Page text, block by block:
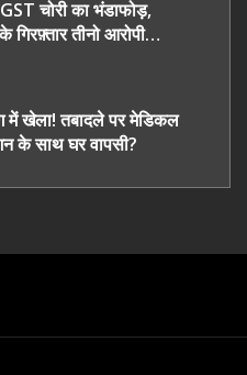
चोरी का भंडाफोड़,
गिरफ़्तार तीनो आरोपी
में खेला! तबादले पर मेडिकल
के साथ घर वापसी?